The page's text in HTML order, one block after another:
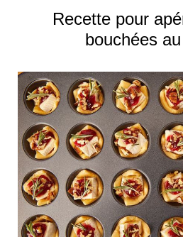
Recette pour
bouchées